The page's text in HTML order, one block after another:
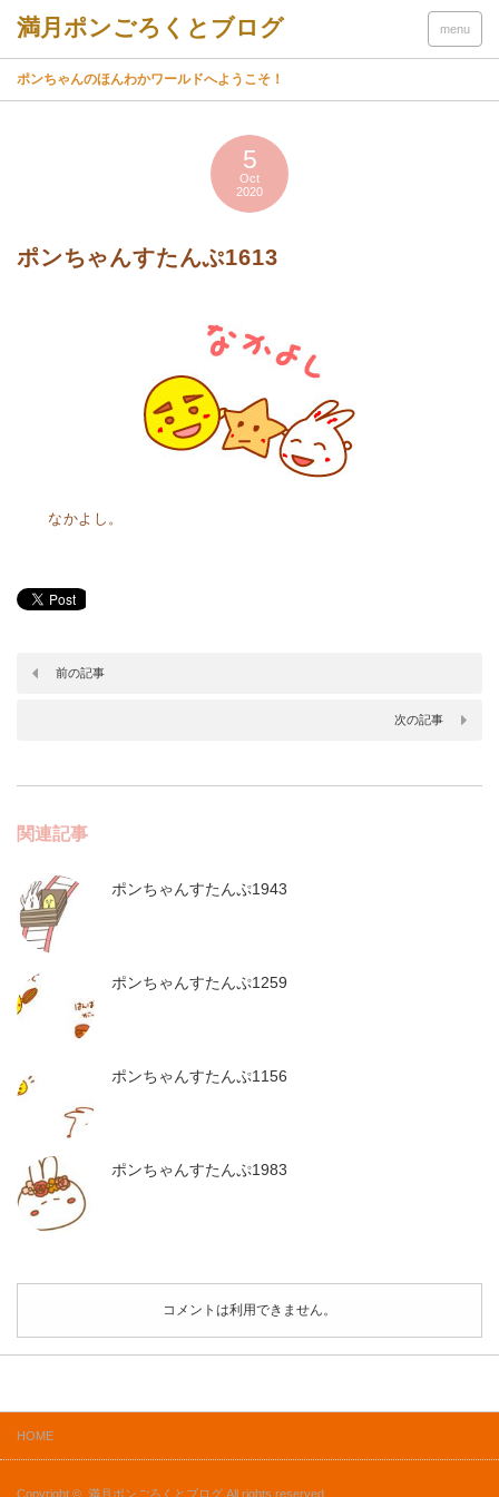
menu
ポンちゃんのほんわかワールドへようこそ！
5
Oct
2020
ポンちゃんすたんぷ1613
なかよし。
前の記事
次の記事
関連記事
ポンちゃんすたんぷ1943
ポンちゃんすたんぷ1259
ポンちゃんすたんぷ1156
ポンちゃんすたんぷ1983
コメントは利用できません。
HOME
Copyright © 満月ポンごろくとブログ All rights reserved.